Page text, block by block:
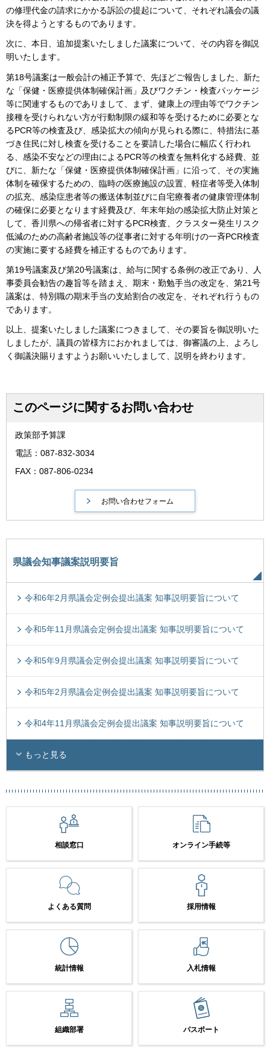
の修理代金の請求にかかる訴訟の提起について、それぞれ議会の議
決を得ようとするものであります。
次に、本日、追加提案いたしました議案について、その内容を御説
明いたします。
第18号議案は一般会計の補正予算で、先ほどご報告しました、新た
な「保健・医療提供体制確保計画」及びワクチン・検査パッケージ
等に関連するものでありまして、まず、健康上の理由等でワクチン
接種を受けられない方が行動制限の緩和等を受けるために必要とな
るPCR等の検査及び、感染拡大の傾向が見られる際に、特措法に基
づき住民に対し検査を受けることを要請した場合に幅広く行われ
る、感染不安などの理由によるPCR等の検査を無料化する経費、並
びに、新たな「保健・医療提供体制確保計画」に沿って、その実施
体制を確保するための、臨時の医療施設の設置、軽症者等受入体制
の拡充、感染症患者等の搬送体制並びに自宅療養者の健康管理体制
の確保に必要となります経費及び、年末年始の感染拡大防止対策と
して、香川県への帰省者に対するPCR検査、クラスター発生リスク
低減のための高齢者施設等の従事者に対する年明けの一斉PCR検査
の実施に要する経費を補正するものであります。
第19号議案及び第20号議案は、給与に関する条例の改正であり、人
事委員会勧告の趣旨等を踏まえ、期末・勤勉手当の改定を、第21号
議案は、特別職の期末手当の支給割合の改定を、それぞれ行うもの
であります。
以上、提案いたしました議案につきまして、その要旨を御説明いた
しましたが、議員の皆様方におかれましては、御審議の上、よろし
く御議決賜りますようお願いいたしまして、説明を終わります。
このページに関するお問い合わせ
政策部予算課
電話：087-832-3034
FAX：087-806-0234
県議会知事議案説明要旨
令和6年2月県議会定例会提出議案 知事説明要旨について
令和5年11月県議会定例会提出議案 知事説明要旨について
令和5年9月県議会定例会提出議案 知事説明要旨について
令和5年2月県議会定例会提出議案 知事説明要旨について
令和4年11月県議会定例会提出議案 知事説明要旨について
もっと見る
相談窓口 オンライン手続等
よくある質問 採用情報
統計情報 入札情報
組織部署 パスポート